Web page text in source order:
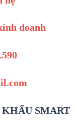
doanh
SMART